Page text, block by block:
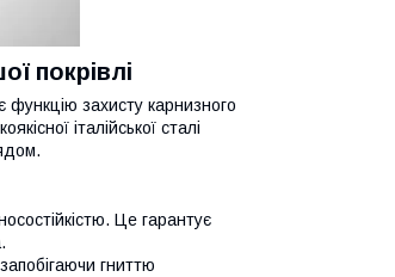
покрівлі
функцію захисту карнизного
італійської сталі
Це гарантує
гниттю